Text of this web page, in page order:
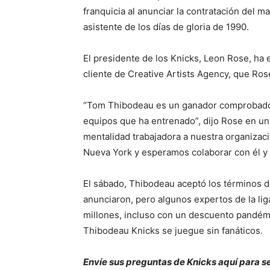
franquicia al anunciar la contratación del
asistente de los días de gloria de 1990.
El presidente de los Knicks, Leon Rose,
cliente de Creative Artists Agency, que
“Tom Thibodeau es un ganador
equipos que ha entrenado”, dijo Rose en
mentalidad trabajadora a nuestra
Nueva York y esperamos colaborar con él
El sábado, Thibodeau aceptó los términos
anunciaron, pero algunos expertos de la
millones, incluso con un descuento
Thibodeau Knicks se juegue sin fanáticos.
Envíe sus preguntas de Knicks aquí para